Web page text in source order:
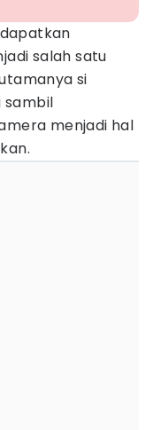
salah satu
si
sambil
menjadi hal